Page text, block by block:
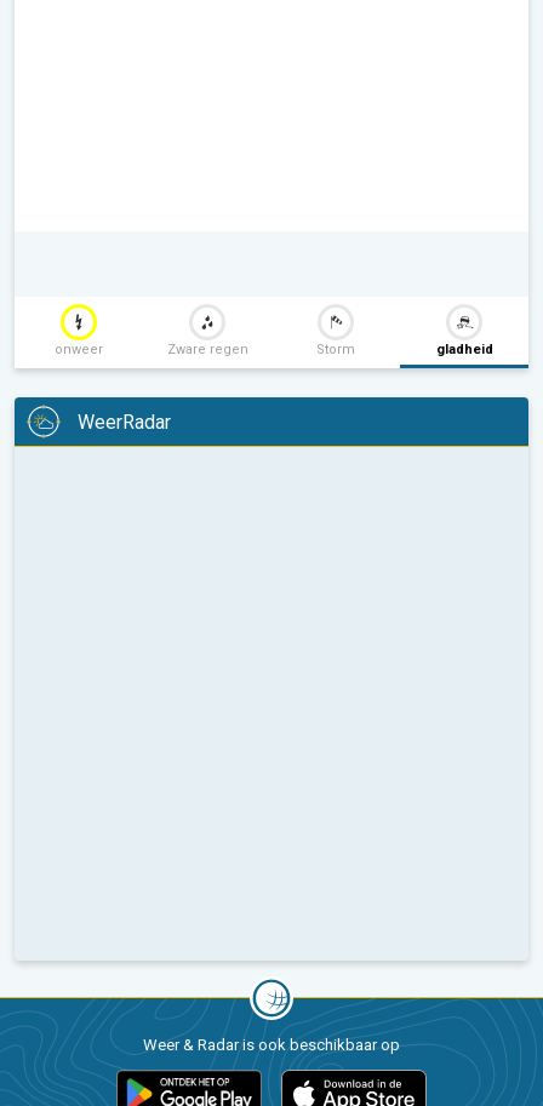
onweer Zware regen Storm gladheid
WeerRadar
Weer & Radar is ook beschikbaar op